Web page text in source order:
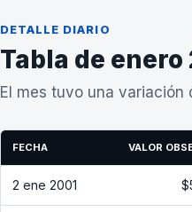
DETALLE DIARIO
Tabla de enero
El mes tuvo una variación
FECHA VALOR
2 ene 2001